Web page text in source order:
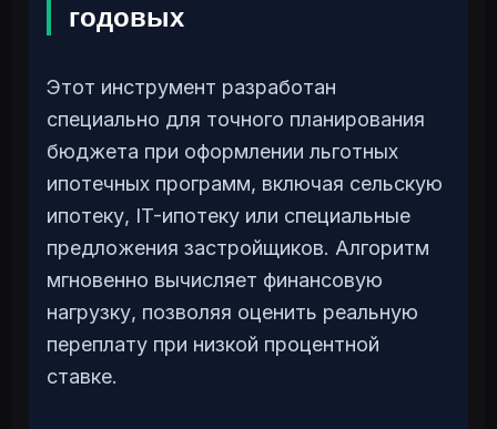
годовых
Этот инструмент разработан
специально для точного планирования
бюджета при оформлении льготных
ипотечных программ, включая сельскую
ипотеку, IT-ипотеку или специальные
предложения застройщиков. Алгоритм
мгновенно вычисляет финансовую
нагрузку, позволяя оценить реальную
переплату при низкой процентной
ставке.